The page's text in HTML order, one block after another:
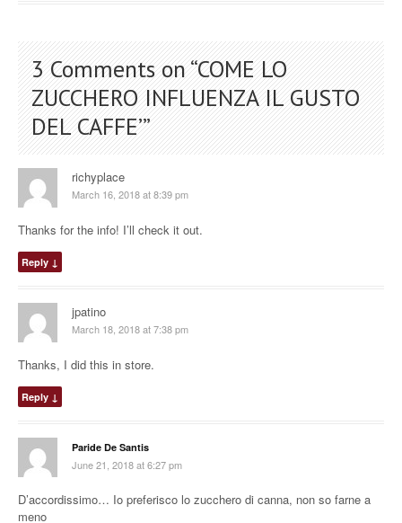
3 Comments on “COME LO
ZUCCHERO INFLUENZA IL GUSTO
DEL CAFFE’”
richyplace
March 16, 2018 at 8:39 pm
Thanks for the info! I’ll check it out.
Reply ↓
jpatino
March 18, 2018 at 7:38 pm
Thanks, I did this in store.
Reply ↓
Paride De Santis
June 21, 2018 at 6:27 pm
D’accordissimo… Io preferisco lo zucchero di canna, non so farne a
meno